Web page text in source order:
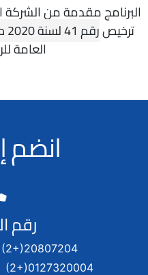
البرنامج مقدمة من
ترخيصرقم 41 لسنة 2020 م
العامة
انضم
رقم
(2+)0127320004